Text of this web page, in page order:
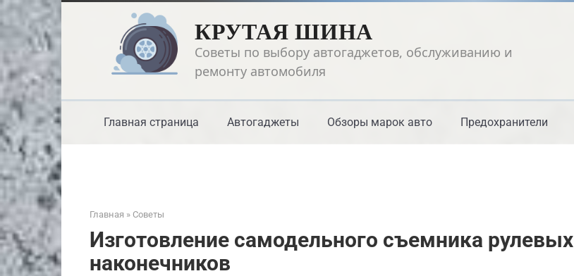
Перейти
к
контенту
КРУТАЯ ШИНА
Советы по выбору автогаджетов, обслуживанию и
ремонту автомобиля
Главная страница Автогаджеты Обзоры марок авто Предохранители
Главная » Советы
Изготовление самодельного съемника рулевых
наконечников